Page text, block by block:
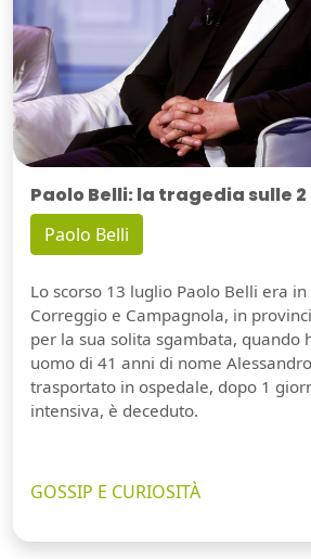
Paolo Belli: la tragedia sulle
Paolo Belli
Lo scorso 13 luglio Paolo Belli era
Correggio e Campagnola, in
per la sua solita sgambata, quando
uomo di 41 anni di nome
trasportato in ospedale, dopo 1
intensiva, è deceduto.
GOSSIP E CURIOSITÀ